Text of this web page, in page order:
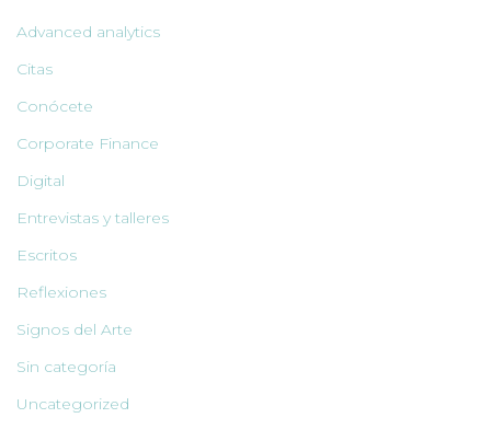
Advanced analytics
Citas
Conócete
Corporate Finance
Digital
Entrevistas y talleres
Escritos
Reflexiones
Signos del Arte
Sin categoría
Uncategorized